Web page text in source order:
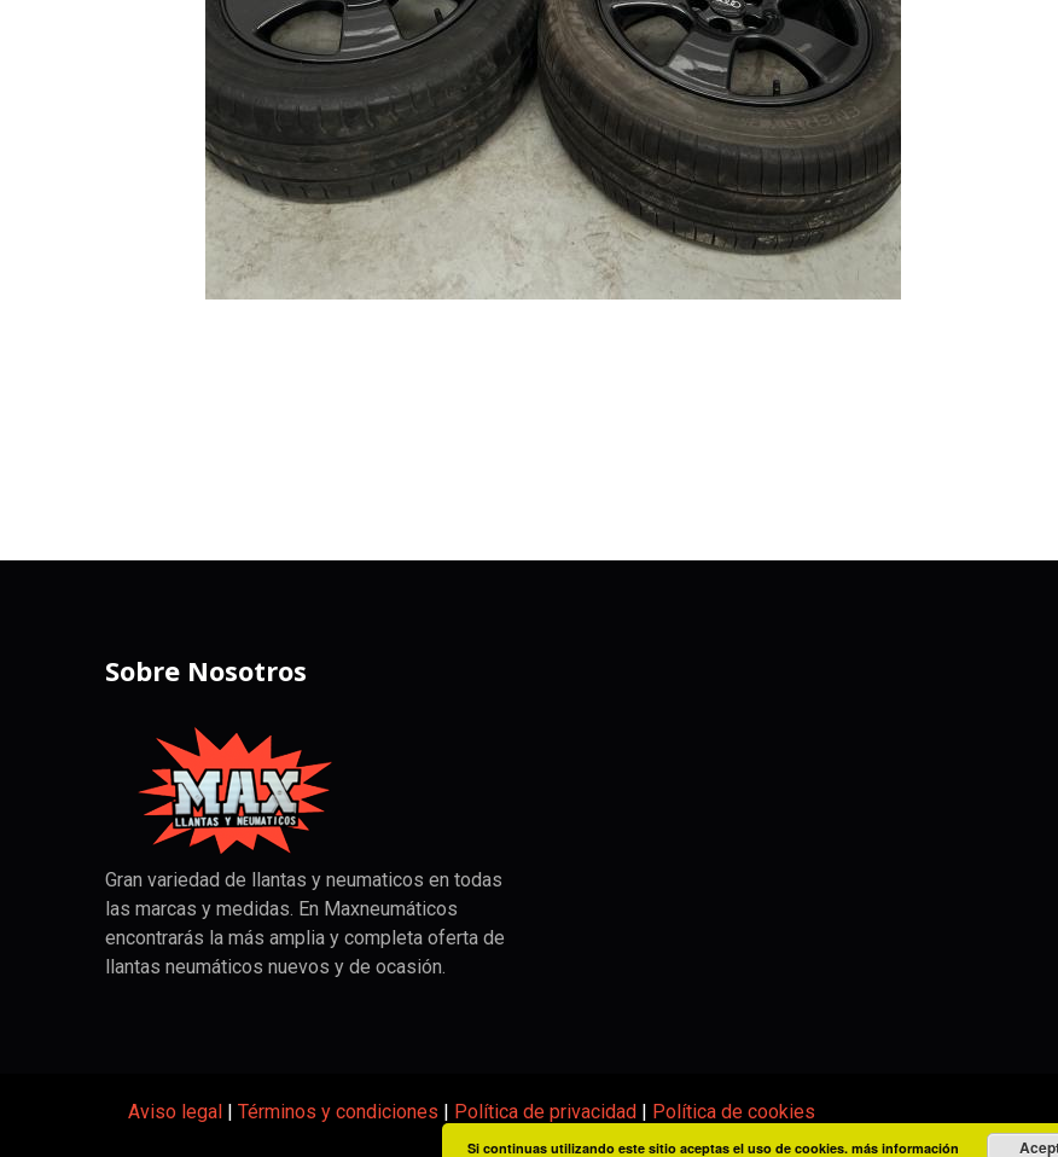
Sobre Nosotros
Gran variedad de llantas y neumaticos en todas
las marcas y medidas. En Maxneumáticos
encontrarás la más amplia y completa oferta de
llantas neumáticos nuevos y de ocasión.
Aviso legal| Términos y condiciones | Política de privacidad| Política de cookies
Si continuas utilizando este sitio aceptas el uso de cookies. más información